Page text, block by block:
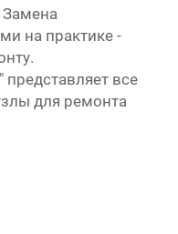
Замена
на практике -
все
для ремонта